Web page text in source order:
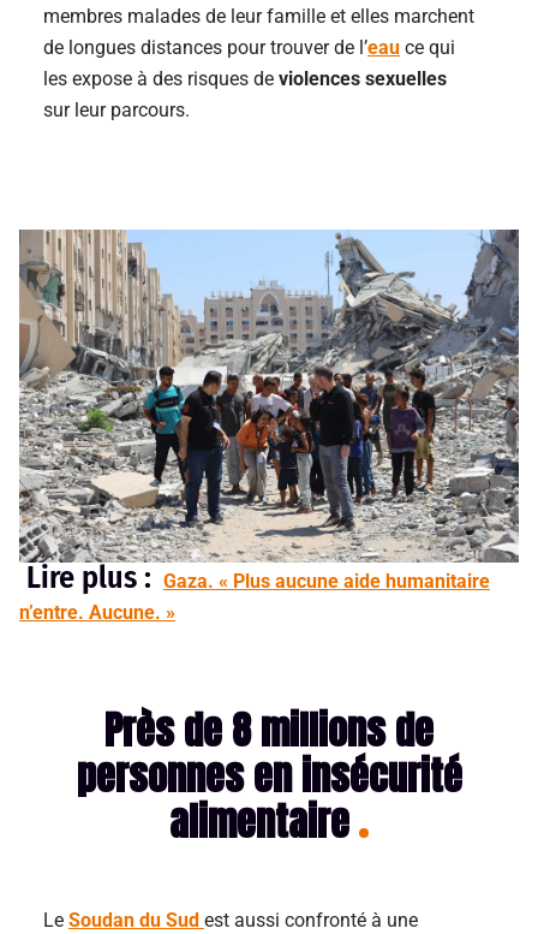
membres malades de leur famille et elles marchent
de longues distances pour trouver de l’eau ce qui
les expose à des risques de violences sexuelles
sur leur parcours.
Lire plus : Gaza. « Plus aucune aide humanitaire
n’entre. Aucune. »
Près de 8 millions de
personnes en insécurité
alimentaire
Le Soudan du Sud est aussi confronté à une